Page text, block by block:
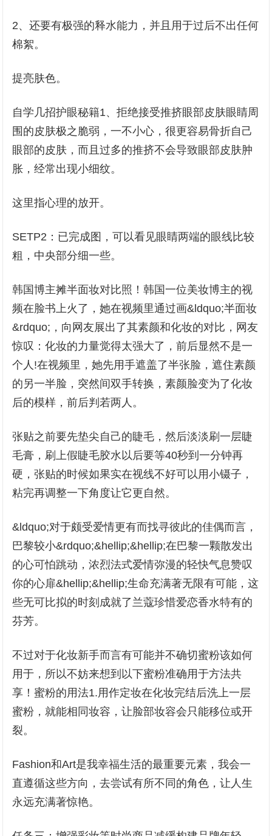
2、还要有极强的释水能力，并且用于过后不出任何
棉絮。
提亮肤色。
自学几招护眼秘籍1、拒绝接受推挤眼部皮肤眼睛周
围的皮肤极之脆弱，一不小心，很更容易骨折自己
眼部的皮肤，而且过多的推挤不会导致眼部皮肤肿
胀，经常出现小细纹。
这里指心理的放开。
SETP2：已完成图，可以看见眼睛两端的眼线比较
粗，中央部分细一些。
韩国博主摊半面妆对比照！韩国一位美妆博主的视
频在脸书上火了，她在视频里通过画&ldquo;半面妆
&rdquo;，向网友展出了其素颜和化妆的对比，网友
惊叹：化妆的力量觉得太强大了，前后显然不是一
个人!在视频里，她先用手遮盖了半张脸，遮住素颜
的另一半脸，突然间双手转换，素颜脸变为了化妆
后的模样，前后判若两人。
张贴之前要先垫尖自己的睫毛，然后淡淡刷一层睫
毛膏，刷上假睫毛胶水以后要等40秒到一分钟再
硬，张贴的时候如果实在视线不好可以用小镊子，
粘完再调整一下角度让它更自然。
&ldquo;对于颇受爱情更有而找寻彼此的佳偶而言，
巴黎较小&rdquo;&hellip;&hellip;在巴黎一颗散发出
的心可怕跳动，浓烈法式爱情弥漫的轻快气息赞叹
你的心扉&hellip;&hellip;生命充满著无限有可能，这
些无可比拟的时刻成就了兰蔻珍惜爱恋香水特有的
芬芳。
不过对于化妆新手而言有可能并不确切蜜粉该如何
用于，所以不妨来想到以下蜜粉准确用于方法共
享！蜜粉的用法1.用作定妆在化妆完结后洗上一层
蜜粉，就能相同妆容，让脸部妆容会只能移位或开
裂。
Fashion和Art是我幸福生活的最重要元素，我会一
直遵循这些方向，去尝试有所不同的角色，让人生
永远充满著惊艳。